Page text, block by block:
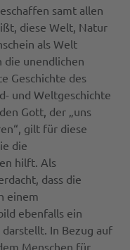
samt allen
diese Welt, Natur
als Welt
die unendlichen
Geschichte des
und Weltgeschichte
Gott, der „uns
gilt für diese
die
hilft. Als
dass die
einem
ebenfalls ein
In Bezug auf
Menschen für